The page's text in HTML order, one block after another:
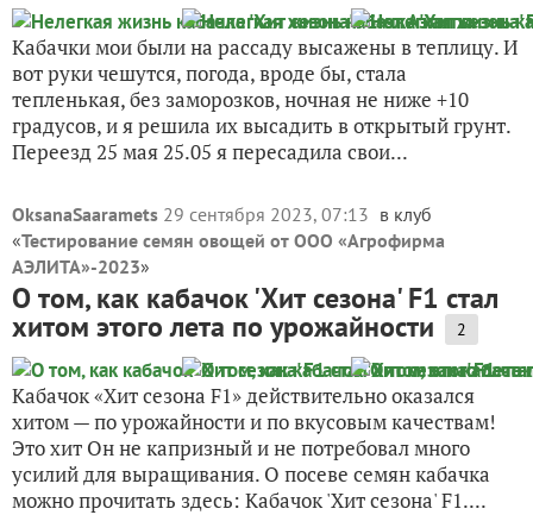
Кабачки мои были на рассаду высажены в теплицу. И
вот руки чешутся, погода, вроде бы, стала
тепленькая, без заморозков, ночная не ниже +10
градусов, и я решила их высадить в открытый грунт.
Переезд 25 мая 25.05 я пересадила свои...
OksanaSaaramets 29 сентября 2023, 07:13 в клуб
«Тестирование семян овощей от ООО «Агрофирма
АЭЛИТА»-2023»
О том, как кабачок 'Хит сезона' F1 стал
хитом этого лета по урожайности 2
Кабачок «Хит сезона F1» действительно оказался
хитом — по урожайности и по вкусовым качествам!
Это хит Он не капризный и не потребовал много
усилий для выращивания. О посеве семян кабачка
можно прочитать здесь: Кабачок 'Хит сезона' F1....